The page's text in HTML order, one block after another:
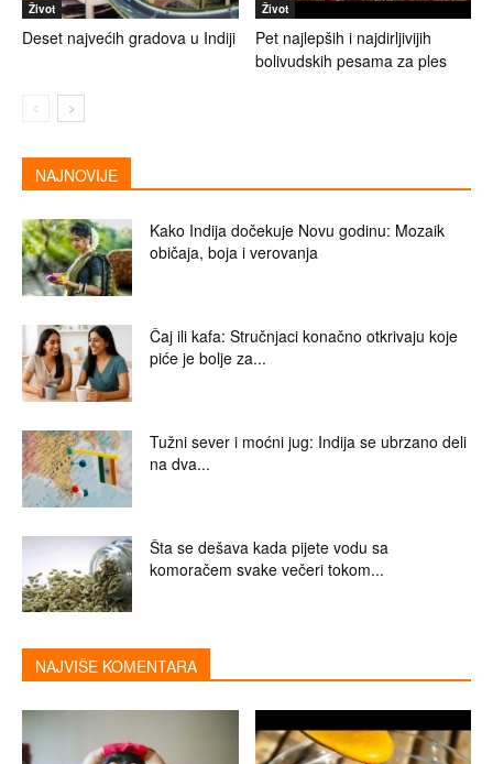
Život
Deset najvećih gradova u Indiji
Život
Pet najlepših i najdirljivijih
bolivudskih pesama za ples
NAJNOVIJE
Kako Indija dočekuje Novu godinu: Mozaik
običaja, boja i verovanja
Čaj ili kafa: Stručnjaci konačno otkrivaju koje
piće je bolje za...
Tužni sever i moćni jug: Indija se ubrzano deli
na dva...
Šta se dešava kada pijete vodu sa
komoračem svake večeri tokom...
NAJVIŠE KOMENTARA